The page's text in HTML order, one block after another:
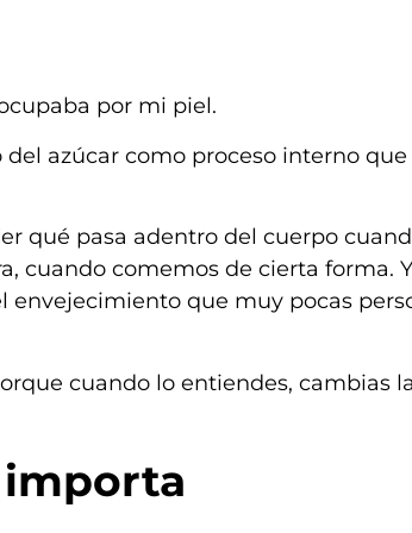
por mi piel.
azúcar como proceso interno que
qué pasa adentro del cuerpo
cuando comemos de cierta forma. Y
que muy pocas
cuando lo entiendes, cambias la
importa